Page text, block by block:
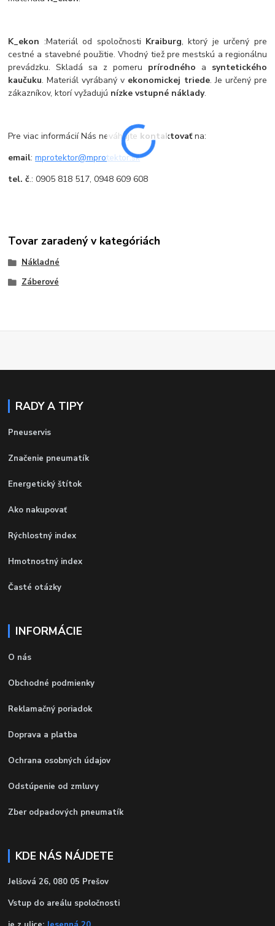
K_ekon :Materiál od spoločnosti Kraiburg, ktorý je určený pre
cestné a stavebné použitie. Vhodný tiež pre mestskú a regionálnu
prevádzku. Skladá sa z pomeru prírodného a syntetického
kaučuku. Materiál vyrábaný v ekonomickej triede. Je určený pre
zákazníkov, ktorí vyžadujú nízke vstupné náklady.
Pre viac informácií Nás neváhajte kontaktovaťna:
email:mprotektor@mprotektor.sk
tel. č.: 0905 818 517, 0948 609 608
Tovar zaradený v kategóriách
Nákladné
Záberové
RADY A TIPY
Pneuservis
Značenie pneumatík
Energetický štítok
Ako nakupovať
Rýchlostný index
Hmotnostný index
Časté otázky
INFORMÁCIE
O nás
Obchodné podmienky
Reklamačný poriadok
Doprava a platba
Ochrana osobných údajov
Odstúpenie od zmluvy
Zber odpadových pneumatík
KDE NÁS NÁJDETE
Jelšová 26, 080 05 Prešov
Vstup do areálu spoločnosti